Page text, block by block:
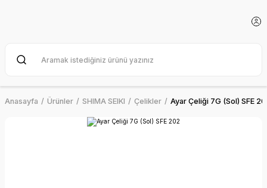
Anasayfa Ürünler SHIMA SEIKI Çelikler Ayar Çeliği 7G (Sol) SFE